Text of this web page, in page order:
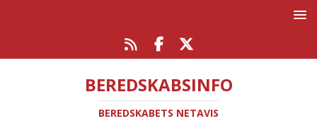
BEREDSKABSINFO
BEREDSKABETS NETAVIS